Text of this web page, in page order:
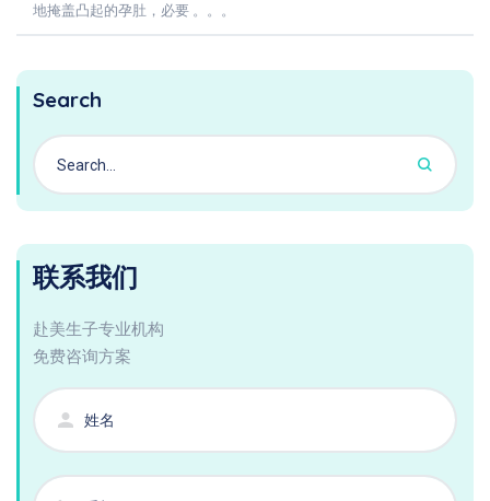
地掩盖凸起的孕肚，必要 。。。
Search
联系我们
赴美生子专业机构
免费咨询方案